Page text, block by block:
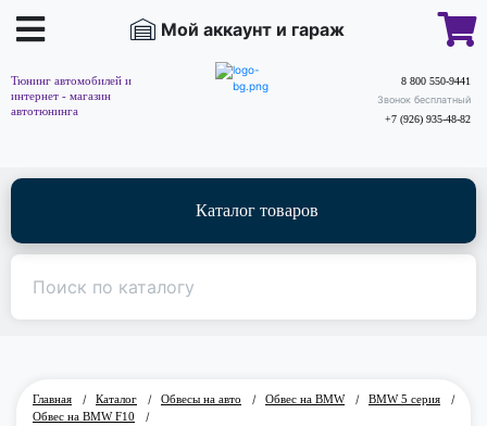
Мой аккаунт и гараж
Тюнинг автомобилей и
интернет - магазин
автотюнинга
8 800 550-9441
Звонок бесплатный
+7 (926) 935-48-82
Каталог товаров
Главная / Каталог / Обвесы на авто / Обвес на BMW / BMW 5 серия
/
Обвес на BMW F10
/